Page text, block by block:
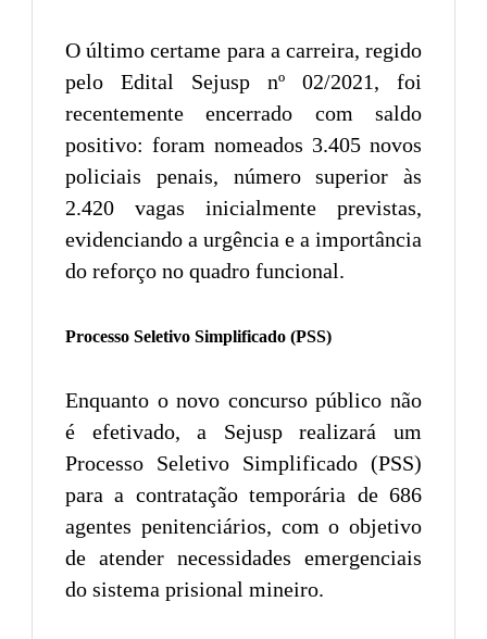
O último certame para a carreira, regido
pelo Edital Sejusp nº 02/2021, foi
recentemente encerrado com saldo
positivo: foram nomeados 3.405 novos
policiais penais, número superior às
2.420 vagas inicialmente previstas,
evidenciando a urgência e a importância
do reforço no quadro funcional.
Processo Seletivo Simplificado (PSS)
Enquanto o novo concurso público não
é efetivado, a Sejusp realizará um
Processo Seletivo Simplificado (PSS)
para a contratação temporária de 686
agentes penitenciários, com o objetivo
de atender necessidades emergenciais
do sistema prisional mineiro.